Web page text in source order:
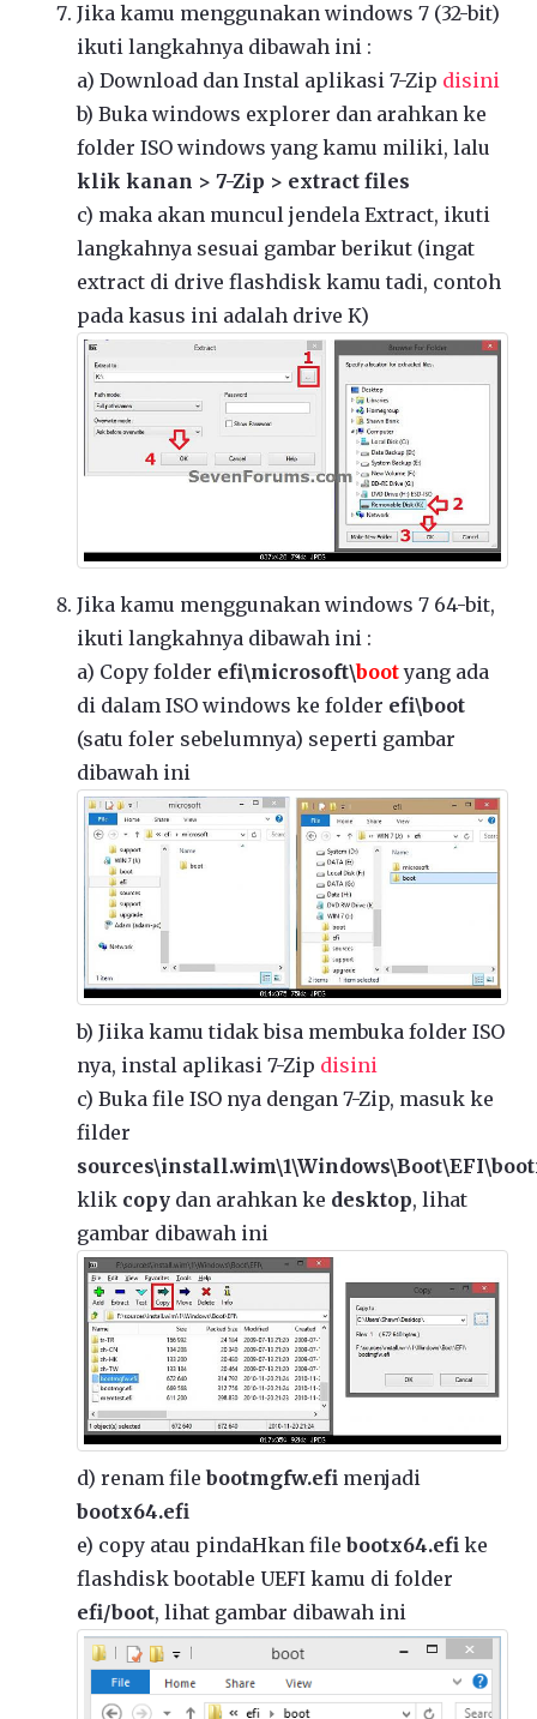
Jika kamu menggunakan windows 7 (32-bit)
ikuti langkahnya dibawah ini :
a) Download dan Instal aplikasi 7-Zip disini
b) Buka windows explorer dan arahkan ke
folder ISO windows yang kamu miliki, lalu
klik kanan > 7-Zip > extract files
c) maka akan muncul jendela Extract, ikuti
langkahnya sesuai gambar berikut (ingat
extract di drive flashdisk kamu tadi, contoh
pada kasus ini adalah drive K)
Jika kamu menggunakan windows 7 64-bit,
ikuti langkahnya dibawah ini :
a) Copy folder efi\microsoft\bootyang ada
di dalam ISO windows ke folder efi\boot
(satu foler sebelumnya) seperti gambar
dibawah ini
b) Jiika kamu tidak bisa membuka folder ISO
nya, instal aplikasi 7-Zip disini
c) Buka file ISO nya dengan 7-Zip, masuk ke
filder
klik copy dan arahkan ke desktop, lihat
gambar dibawah ini
d) renam filebootmgfw.efi menjadi
bootx64.efi
e) copy atau pindaHkan filebootx64.efi ke
flashdisk bootable UEFI kamu di folder
efi/boot, lihat gambar dibawah ini